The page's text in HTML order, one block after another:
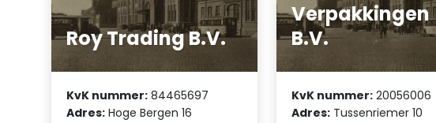
Roy Trading B.V.
KvK nummer: 84465697
Adres: Hoge Bergen 16
Verpakkingen
B.V.
KvK nummer: 20056006
Adres: Tussenriemer 10